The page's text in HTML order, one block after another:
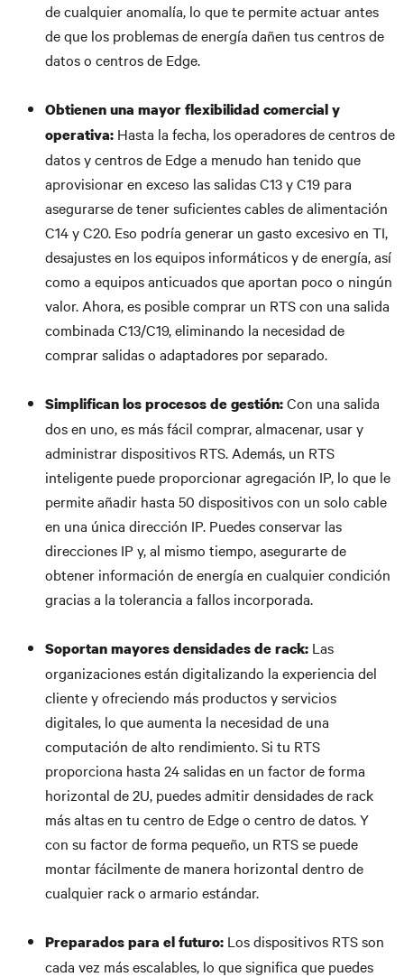
de cualquier anomalía, lo que te permite actuar antes
de que los problemas de energía dañen tus centros de
datos o centros de Edge.
Obtienen una mayor flexibilidad comercial y
operativa: Hasta la fecha, los operadores de centros de
datos y centros de Edge a menudo han tenido que
aprovisionar en exceso las salidas C13 y C19 para
asegurarse de tener suficientes cables de alimentación
C14 y C20. Eso podría generar un gasto excesivo en TI,
desajustes en los equipos informáticos y de energía, así
como a equipos anticuados que aportan poco o ningún
valor. Ahora, es posible comprar un RTS con una salida
combinada C13/C19, eliminando la necesidad de
comprar salidas o adaptadores por separado.
Simplifican los procesos de gestión:Con una salida
dos en uno, es más fácil comprar, almacenar, usar y
administrar dispositivos RTS. Además, un RTS
inteligente puede proporcionar agregación IP, lo que le
permite añadir hasta 50 dispositivos con un solo cable
en una única dirección IP. Puedes conservar las
direcciones IP y, al mismo tiempo, asegurarte de
obtener información de energía en cualquier condición
gracias a la tolerancia a fallos incorporada.
Soportan mayores densidades de rack: Las
organizaciones están digitalizando la experiencia del
cliente y ofreciendo más productos y servicios
digitales, lo que aumenta la necesidad de una
computación de alto rendimiento. Si tu RTS
proporciona hasta 24 salidas en un factor de forma
horizontal de 2U, puedes admitir densidades de rack
más altas en tu centro de Edge o centro de datos. Y
con su factor de forma pequeño, un RTS se puede
montar fácilmente de manera horizontal dentro de
cualquier rack o armario estándar.
Preparados para el futuro: Los dispositivos RTS son
cada vez más escalables, lo que significa que puedes